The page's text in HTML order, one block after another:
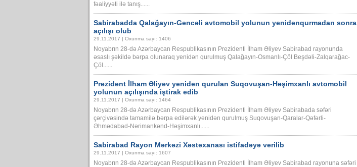
fəaliyyəti ilə tanış......
Sabirabadda Qalağayın-Gəncəli avtomobil yolunun yenidənqurmadan sonra
açılışı olub
29.11.2017 | Oxunma sayı: 1406
Noyabrın 28-də Azərbaycan Respublikasının Prezidenti İlham Əliyev Sabirabad rayonunda
əsaslı şəkildə bərpa olunaraq yenidən qurulmuş Qalağayın-Osmanlı-Çöl Beşdəli-Zalqarağac-
Çöl......
Prezident İlham Əliyev yenidən qurulan Suqovuşan-Həşimxanlı avtomobil
yolunun açılışında iştirak edib
29.11.2017 | Oxunma sayı: 1464
Noyabrın 28-də Azərbaycan Respublikasının Prezidenti İlham Əliyev Sabirabada səfəri
çərçivəsində tamamilə bərpa edilərək yenidən qurulmuş Suqovuşan-Qaralar-Qəfərli-
Əhmədabad-Nərimankənd-Həşimxanlı......
Sabirabad Rayon Mərkəzi Xəstəxanası istifadəyə verilib
29.11.2017 | Oxunma sayı: 1607
Noyabrın 28-də Azərbaycan Respublikasının Prezidenti İlham Əliyev Sabirabad rayonuna səfəri